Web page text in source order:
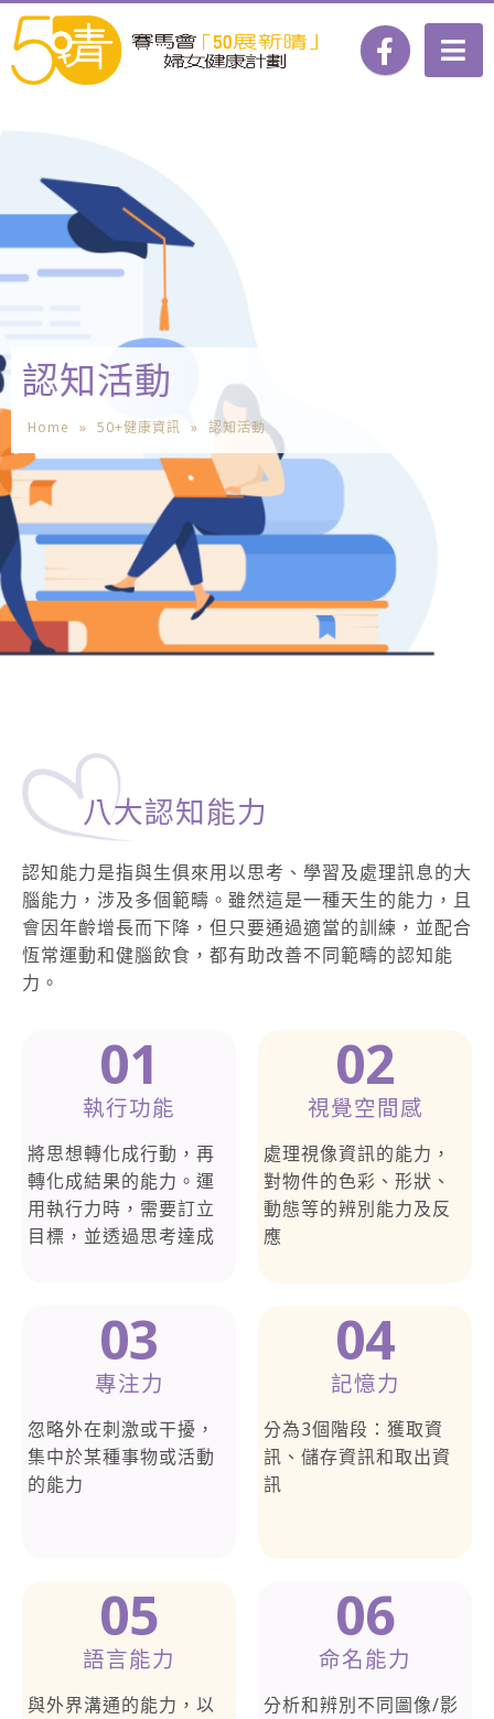
認知活動
Home » 50+健康資訊 » 認知活動
八大認知能力
認知能力是指與生俱來用以思考、學習及處理訊息的大
腦能力，涉及多個範疇。雖然這是一種天生的能力，且
會因年齡增長而下降，但只要通過適當的訓練，並配合
恆常運動和健腦飲食，都有助改善不同範疇的認知能
力。
01
執行功能
將思想轉化成行動，再
轉化成結果的能力。運
用執行力時，需要訂立
目標，並透過思考達成
02
視覺空間感
處理視像資訊的能力，
對物件的色彩、形狀、
動態等的辨別能力及反
應
03
專注力
忽略外在刺激或干擾，
集中於某種事物或活動
的能力
04
記憶力
分為3個階段：獲取資
訊、儲存資訊和取出資
訊
05
語言能力
與外界溝通的能力，以
06
命名能力
分析和辨別不同圖像/影